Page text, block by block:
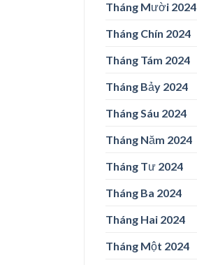
Tháng Mười 2024
Tháng Chín 2024
Tháng Tám 2024
Tháng Bảy 2024
Tháng Sáu 2024
Tháng Năm 2024
Tháng Tư 2024
Tháng Ba 2024
Tháng Hai 2024
Tháng Một 2024